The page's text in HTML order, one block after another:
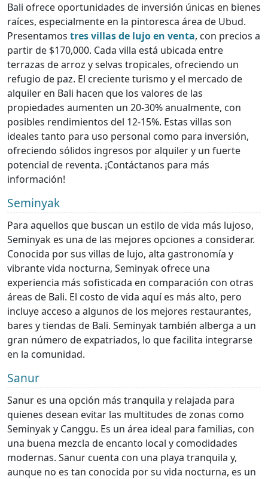
Bali ofrece oportunidades de inversión únicas en bienes
raíces, especialmente en la pintoresca área de Ubud.
Presentamos tres villas de lujo en venta, con precios a
partir de $170,000. Cada villa está ubicada entre
terrazas de arroz y selvas tropicales, ofreciendo un
refugio de paz. El creciente turismo y el mercado de
alquiler en Bali hacen que los valores de las
propiedades aumenten un 20-30% anualmente, con
posibles rendimientos del 12-15%. Estas villas son
ideales tanto para uso personal como para inversión,
ofreciendo sólidos ingresos por alquiler y un fuerte
potencial de reventa. ¡Contáctanos para más
información!
Seminyak
Para aquellos que buscan un estilo de vida más lujoso,
Seminyak es una de las mejores opciones a considerar.
Conocida por sus villas de lujo, alta gastronomía y
vibrante vida nocturna, Seminyak ofrece una
experiencia más sofisticada en comparación con otras
áreas de Bali. El costo de vida aquí es más alto, pero
incluye acceso a algunos de los mejores restaurantes,
bares y tiendas de Bali. Seminyak también alberga a un
gran número de expatriados, lo que facilita integrarse
en la comunidad.
Sanur
Sanur es una opción más tranquila y relajada para
quienes desean evitar las multitudes de zonas como
Seminyak y Canggu. Es un área ideal para familias, con
una buena mezcla de encanto local y comodidades
modernas. Sanur cuenta con una playa tranquila y,
aunque no es tan conocida por su vida nocturna, es un